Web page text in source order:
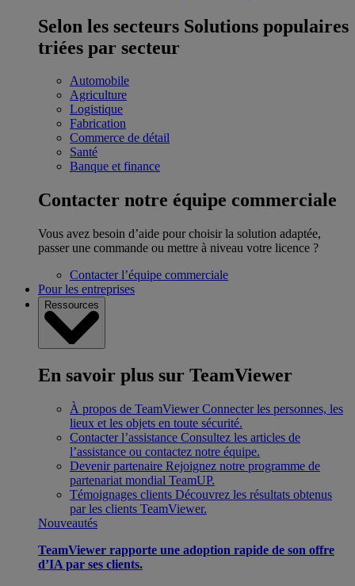
Selon les secteurs Solutions populaires
triées par secteur
Automobile
Agriculture
Logistique
Fabrication
Commerce de détail
Santé
Banque et finance
Contacter notre équipe commerciale
Vous avez besoin d’aide pour choisir la solution adaptée,
passer une commande ou mettre à niveau votre licence ?
Contacter l’équipe commerciale
Pour les entreprises
Ressources
En savoir plus sur TeamViewer
À propos de TeamViewer Connecter les personnes, les
lieux et les objets en toute sécurité.
Contacter l’assistance Consultez les articles de
l’assistance ou contactez notre équipe.
Devenir partenaire Rejoignez notre programme de
partenariat mondial TeamUP.
Témoignages clients Découvrez les résultats obtenus
par les clients TeamViewer.
Nouveautés
TeamViewer rapporte une adoption rapide de son offre
d’IA par ses clients.